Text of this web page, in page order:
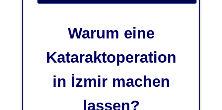
Warum eine
Kataraktoperation
in İzmir machen
lassen?